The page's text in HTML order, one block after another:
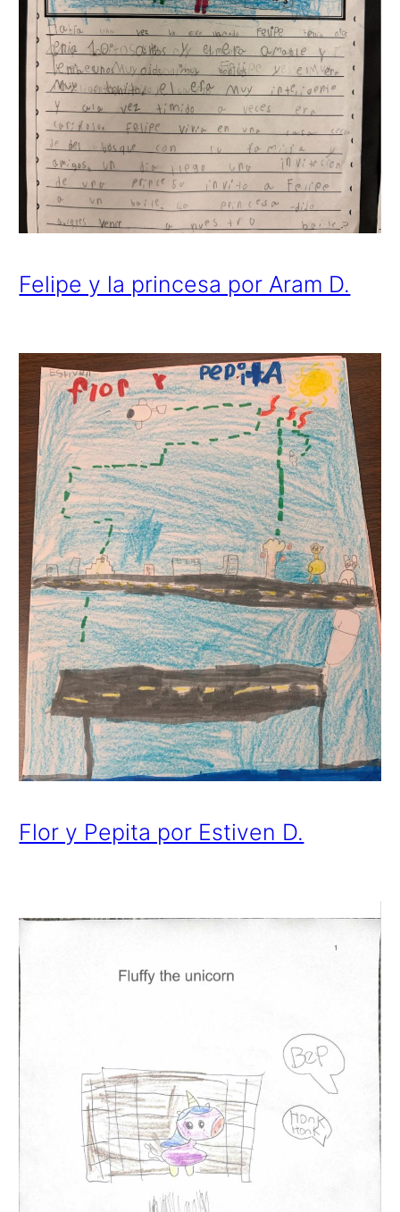
Felipe y la princesa por Aram D.
Flor y Pepita por Estiven D.